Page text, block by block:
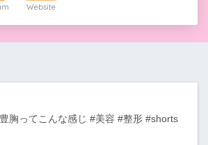
Website
胸ってこんな感じ #美容 #整形 #shorts